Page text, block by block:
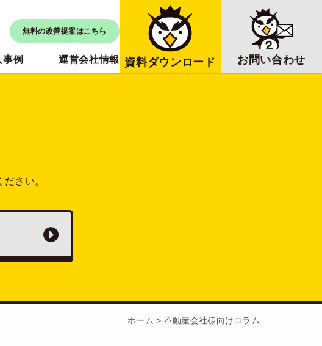
無料の改善提案はこちら
事例 運営会社情報 資料ダウンロード お問い合わせ
さい。
ホーム > 不動産会社様向けコラム